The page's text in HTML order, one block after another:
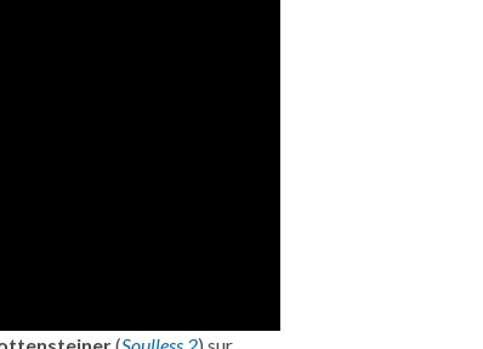
(Soulless 2) sur